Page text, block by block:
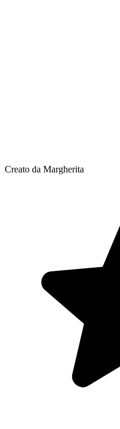
Creato da Margherita